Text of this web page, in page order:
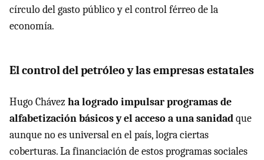
círculo del gasto público y el control férreo de la
economía.
El control del petróleo y las empresas estatales
Hugo Chávez ha logrado impulsar programas de
alfabetización básicos y el acceso a una sanidadque
aunque no es universal en el país, logra ciertas
coberturas. La financiación de estos programas sociales